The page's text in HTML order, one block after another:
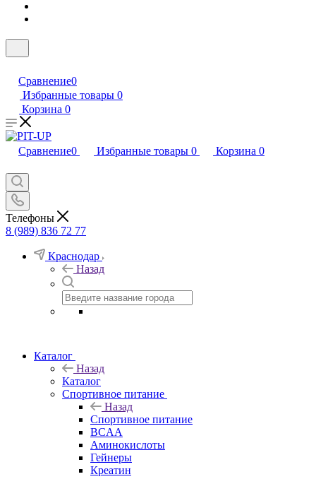
Сравнение0
Избранные товары 0
Корзина 0
Сравнение0 Избранные товары 0 Корзина 0
Телефоны
8 (989) 836 72 77
Краснодар
Назад
Каталог
Назад
Каталог
Спортивное питание
Назад
Спортивное питание
BCAA
Аминокислоты
Гейнеры
Креатин